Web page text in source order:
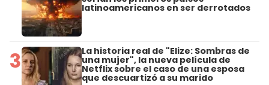
latinoamericanos en ser derrotados
3 La historia real de "Elize: Sombras de
una mujer", la nueva película de
Netflix sobre el caso de una esposa
que descuartizó a su marido